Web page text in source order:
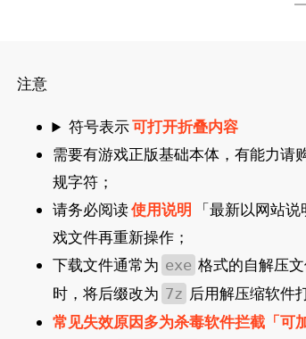
注意
符号表示可打开折叠内容
需要有游戏正版基础本体，有能力请
规字符；
请务必阅读使用说明
「最新以网站
戏文件再重新操作；
下载文件通常为 exe 格式的自解压
时，将后缀改为 7z 后用解压缩软件
常见失效原因多为杀毒软件拦截「可